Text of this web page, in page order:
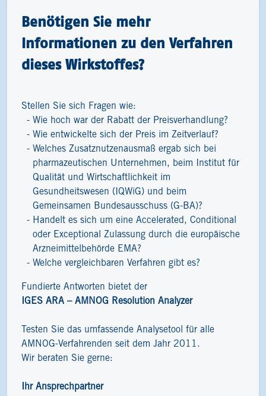
Benötigen Sie mehr
Informationen zu den Verfahren
dieses Wirkstoffes?
Stellen Sie sich Fragen wie:
Wie hoch war der Rabatt der Preisverhandlung?
Wie entwickelte sich der Preis im Zeitverlauf?
Welches Zusatznutzenausmaß ergab sich bei
pharmazeutischen Unternehmen, beim Institut für
Qualität und Wirtschaftlichkeit im
Gesundheitswesen (IQWiG) und beim
Gemeinsamen Bundesausschuss (G-BA)?
Handelt es sich um eine Accelerated, Conditional
oder Exceptional Zulassung durch die europäische
Arzneimittelbehörde EMA?
Welche vergleichbaren Verfahren gibt es?
Fundierte Antworten bietet der
IGES ARA – AMNOG Resolution Analyzer
Testen Sie das umfassende Analysetool für alle
AMNOG-Verfahrenden seit dem Jahr 2011.
Wir beraten Sie gerne:
Ihr Ansprechpartner